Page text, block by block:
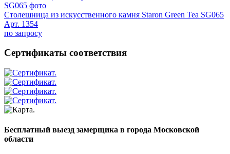
Столешница из искусственного камня Staron Green Tea SG065
Арт. 1354
по запросу
Сертификаты соответствия
Бесплатный выезд замерщика в города Московской
области